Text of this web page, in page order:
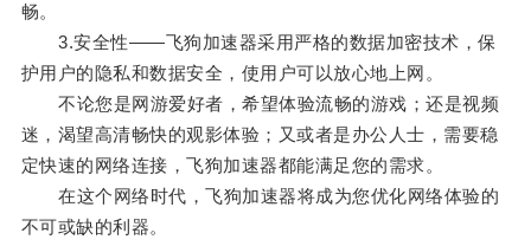
畅。
3.安全性——飞狗加速器采用严格的数据加密技术，保
护用户的隐私和数据安全，使用户可以放心地上网。
不论您是网游爱好者，希望体验流畅的游戏；还是视频
迷，渴望高清畅快的观影体验；又或者是办公人士，需要稳
定快速的网络连接，飞狗加速器都能满足您的需求。
在这个网络时代，飞狗加速器将成为您优化网络体验的
不可或缺的利器。